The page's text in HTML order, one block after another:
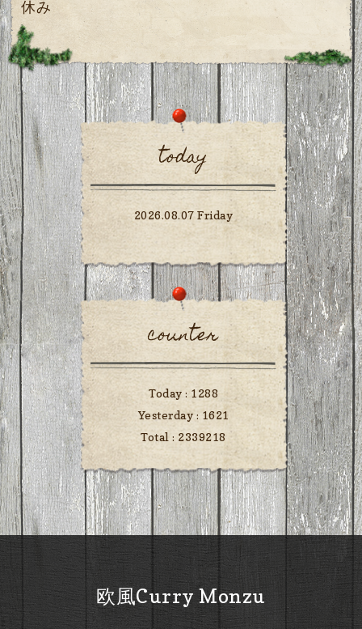
休み
today
2026.08.07 Friday
counter
Today : 1288
Yesterday : 1621
Total : 2339218
欧風Curry Monzu